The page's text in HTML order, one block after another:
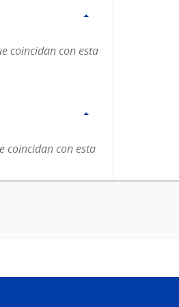
coincidan con esta
coincidan con esta